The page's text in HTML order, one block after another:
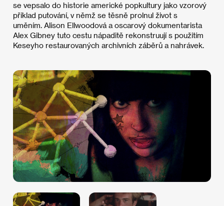
se vepsalo do historie americké popkultury jako vzorový
příklad putování, v němž se těsně prolnul život s
uměním. Alison Ellwoodová a oscarový dokumentarista
Alex Gibney tuto cestu nápaditě rekonstruují s použitím
Keseyho restaurovaných archivních záběrů a nahrávek.